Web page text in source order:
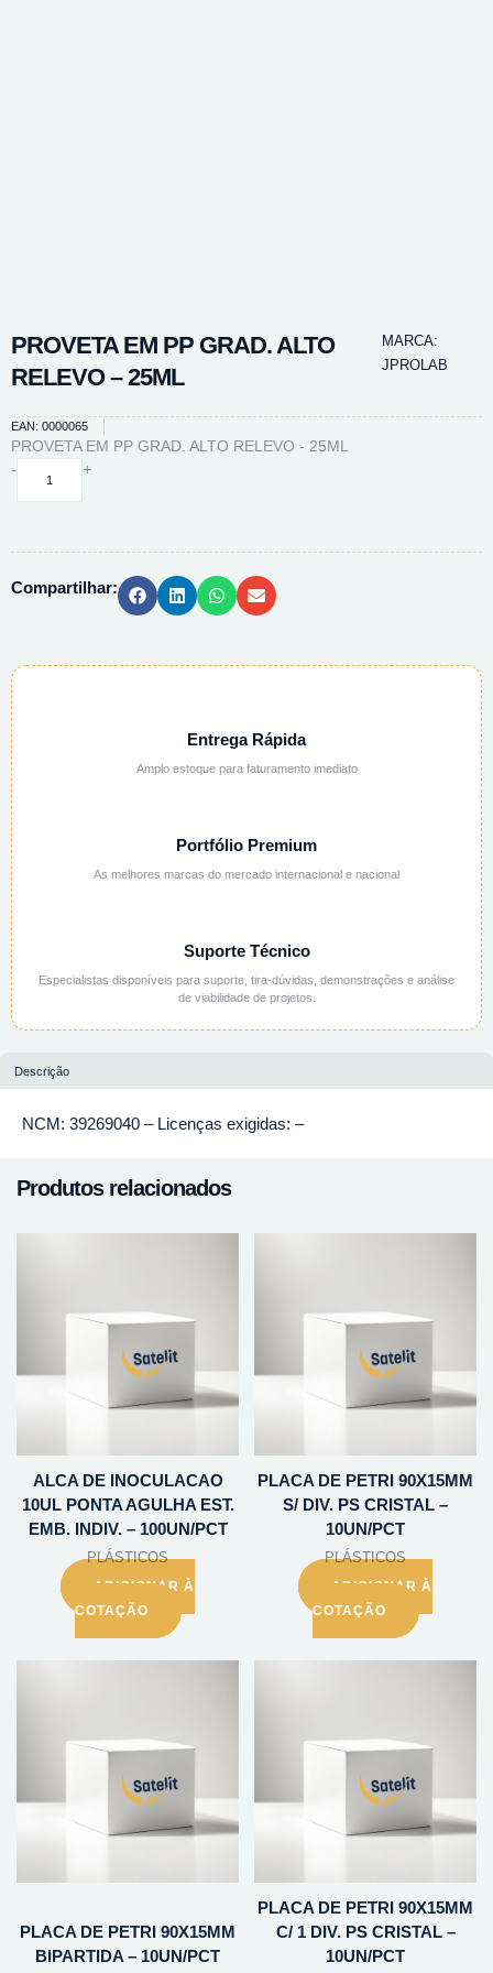
PROVETA EM PP GRAD. ALTO
RELEVO – 25ML
MARCA:
JPROLAB
EAN: 0000065
PROVETA EM PP GRAD. ALTO RELEVO - 25ML
-
PROVETA
RELEVO
quantidade
+
Compartilhar:
Entrega Rápida
Amplo estoque para faturamento imediato
Portfólio Premium
As melhores marcas do mercado internacional e nacional
Suporte Técnico
Especialistas disponíveis para suporte, tira-dúvidas, demonstrações e análise
de viabilidade de projetos.
Descrição
NCM: 39269040 – Licenças exigidas: –
Produtos relacionados
ALCA DE INOCULACAO
10UL PONTA AGULHA EST.
EMB. INDIV. – 100UN/PCT
PLÁSTICOS
ADICIONAR À
COTAÇÃO
PLACA DE PETRI 90X15MM
S/ DIV. PS CRISTAL –
10UN/PCT
PLÁSTICOS
ADICIONAR À
COTAÇÃO
PLACA DE PETRI 90X15MM
BIPARTIDA – 10UN/PCT
PLACA DE PETRI 90X15MM
C/ 1 DIV. PS CRISTAL –
10UN/PCT